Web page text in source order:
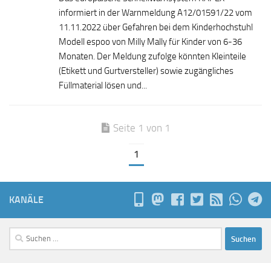
informiert in der Warnmeldung A12/01591/22 vom
11.11.2022 über Gefahren bei dem Kinderhochstuhl
Modell espoo von Milly Mally für Kinder von 6-36
Monaten. Der Meldung zufolge könnten Kleinteile
(Etikett und Gurtversteller) sowie zugängliches
Füllmaterial lösen und...
Seite 1 von 1
1
KANÄLE
Suchen
nach: